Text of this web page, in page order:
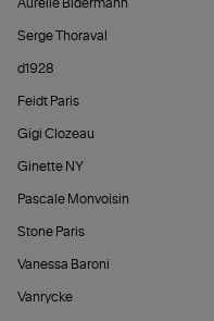
Aurélie Bidermann
Serge Thoraval
d1928
Feidt Paris
Gigi Clozeau
Ginette NY
Pascale Monvoisin
Stone Paris
Vanessa Baroni
Vanrycke